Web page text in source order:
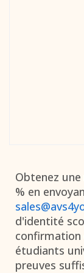
Obtenez
% en
d'identité
confirmation
étudiants
preuves